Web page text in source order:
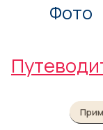
Фото